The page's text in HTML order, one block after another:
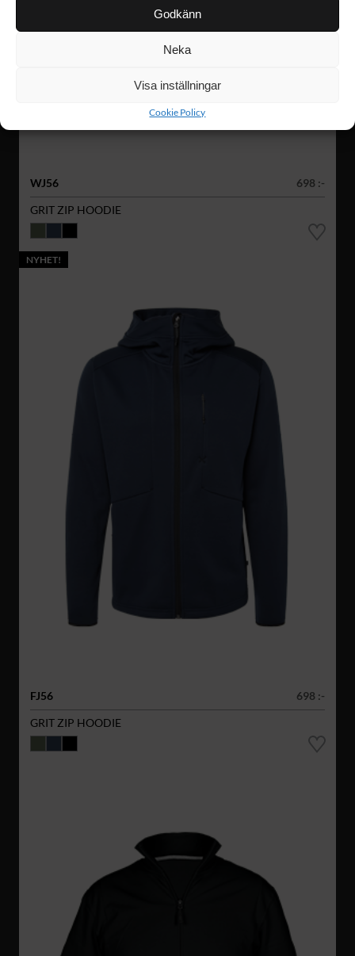
Godkänn
Neka
Visa inställningar
Cookie Policy
WJ56
698 :-
GRIT ZIP HOODIE
NYHET!
FJ56
698 :-
GRIT ZIP HOODIE